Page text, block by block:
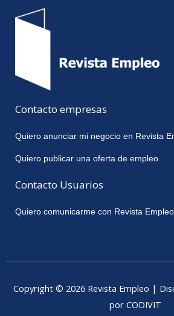
Contacto empresas
Quiero anunciar mi negocio en Revista
Quiero publicar una oferta de empleo
Contacto Usuarios
Quiero comunicarme con Revista Empleo
Copyright © 2026 Revista Empleo |
por CODIVIT